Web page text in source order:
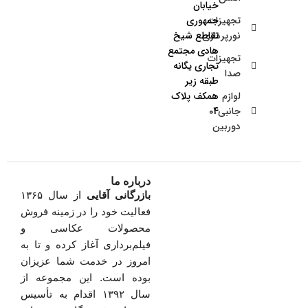
تجهیزات
نورپردازی
تجهیزات
صدا
لوازم
جانبی
دوربین
خیابان
جمهوری
تقاطع شیخ
هادی مجتمع
تجاری یگانه
طبقه زیر
همکف پلاک
04
درباره ما
بازرگانی آقایی
از سال ۱۳۶۵
فعالیت خود را در زمینه فروش
محصولات عکاسی و
فیلم‌برداری آغاز کرده و تا به
امروز در خدمت شما عزیزان
بوده است. این مجموعه از
سال ۱۳۹۲ اقدام به تأسیس